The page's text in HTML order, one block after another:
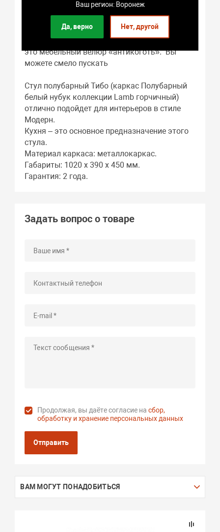
Ваш регион: Воронеж
Да, верно Нет, другой
не истончился, а ткань не растянулась, мы
отдаем кухонный стул в производство.
Еще одна особенность полубарного Тибо –
это мебельный велюр «антикоготь». Вы
можете смело пускать
Стул полубарный Тибо (каркас Полубарный
белый нубук коллекции Lamb горчичный)
отлично подойдет для интерьеров в стиле
Модерн.
Кухня – это основное предназначение этого
стула.
Материал каркаса: металлокаркас.
Габариты: 1020 x 390 x 450 мм.
Гарантия: 2 года.
Задать вопрос о товаре
Продолжая, вы даёте согласие насбор,
обработку и хранение персональных данных
Отправить
ВАМ МОГУТ ПОНАДОБИТЬСЯ